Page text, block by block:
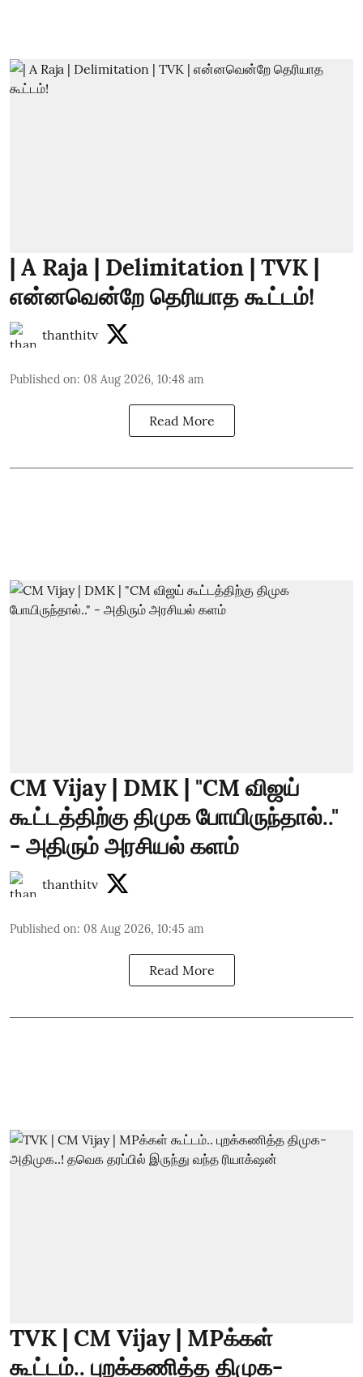
| A Raja | Delimitation | TVK |
என்னவென்றே தெரியாத கூட்டம்!
thanthitv
Published on: 08 Aug 2026, 10:48 am
Read More
CM Vijay | DMK | "CM விஜய்
கூட்டத்திற்கு திமுக போயிருந்தால்.."
- அதிரும் அரசியல் களம்
thanthitv
Published on: 08 Aug 2026, 10:45 am
Read More
TVK | CM Vijay | MPக்கள்
கூட்டம்.. புறக்கணித்த திமுக-